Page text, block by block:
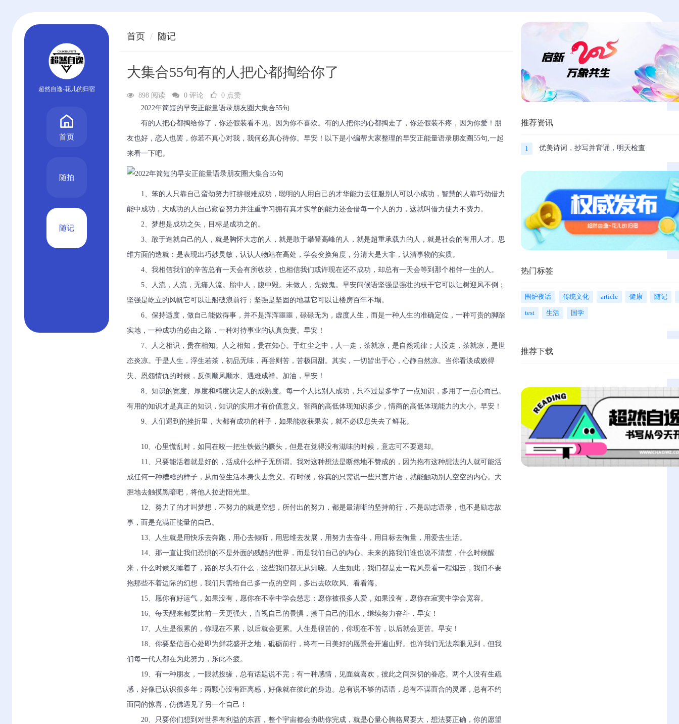
超然自逸-花儿的归宿
首页
随拍
随记
首页 随记
大集合55句有的人把心都掏给你了
898 阅读 0 评论
0 点赞
2022年简短的早安正能量语录朋友圈大集合55句
有的人把心都掏给你了，你还假装看不见。因为你不喜欢。有的人把你的心都掏走了，你还假装不疼，因为你爱！朋
友也好，恋人也罢，你若不真心对我，我何必真心待你。早安！以下是小编帮大家整理的早安正能量语录朋友圈55句,一起
来看一下吧。
1、笨的人只靠自己蛮劲努力打拚很难成功，聪明的人用自己的才华能力去征服别人可以小成功，智慧的人靠巧劲借力
能中成功，大成功的人自己勤奋努力并注重学习拥有真才实学的能力还会借每一个人的力，这就叫借力使力不费力。
2、梦想是成功之矢，目标是成功之的。
3、敢于造就自己的人，就是胸怀大志的人，就是敢于攀登高峰的人，就是超重承载力的人，就是社会的有用人才。思
维方面的造就：是表现出巧妙灵敏，认认人物站在高处，学会变换角度，分清大是大非，认清事物的实质。
4、我相信我们的辛苦总有一天会有所收获，也相信我们或许现在还不成功，却总有一天会等到那个相伴一生的人。
5、人流，人流，无痛人流。胎中人，腹中毁。未做人，先做鬼。早安问候语坚强是强壮的枝干它可以让树迎风不倒；
坚强是屹立的风帆它可以让船破浪前行；坚强是坚固的地基它可以让楼房百年不塌。
6、保持适度，做自己能做得事，并不是浑浑噩噩，碌碌无为，虚度人生，而是一种人生的准确定位，一种可贵的脚踏
实地，一种成功的必由之路，一种对待事业的认真负责。早安！
7、人之相识，贵在相知。人之相知，贵在知心。于红尘之中，人一走，茶就凉，是自然规律；人没走，茶就凉，是世
态炎凉。于是人生，浮生若茶，初品无味，再尝则苦，苦极回甜。其实，一切皆出于心，心静自然凉。当你看淡成败得
失、恩怨情仇的时候，反倒顺风顺水、遇难成祥。加油，早安！
8、知识的宽度、厚度和精度决定人的成熟度。每一个人比别人成功，只不过是多学了一点知识，多用了一点心而已。
有用的知识才是真正的知识，知识的实用才有价值意义。智商的高低体现知识多少，情商的高低体现能力的大小。早安！
9、人们遇到的挫折里，大都有成功的种子，如果能收获果实，就不必叹息失去了鲜花。
10、心里慌乱时，如同在咬一把生铁做的橛头，但是在觉得没有滋味的时候，意志可不要退却。
11、只要能活着就是好的，活成什么样子无所谓。我对这种想法是断然地不赞成的，因为抱有这种想法的人就可能活
成任何一种糟糕的样子，从而使生活本身失去意义。有时候，你真的只需说一些只言片语，就能触动别人空空的内心。大
胆地去触摸黑暗吧，将他人拉进阳光里。
12、努力了的才叫梦想，不努力的就是空想，所付出的努力，都是最清晰的坚持前行，不是励志语录，也不是励志故
事，而是充满正能量的自己。
13、人生就是用快乐去奔跑，用心去倾听，用思维去发展，用努力去奋斗，用目标去衡量，用爱去生活。
14、那一直让我们恐惧的不是外面的残酷的世界，而是我们自己的内心。未来的路我们谁也说不清楚，什么时候醒
来，什么时候又睡着了，路的尽头有什么，这些我们都无从知晓。人生如此，我们都是走一程风景看一程烟云，我们不要
抱那些不着边际的幻想，我们只需给自己多一点的空间，多出去吹吹风、看看海。
15、愿你有好运气，如果没有，愿你在不幸中学会慈悲；愿你被很多人爱，如果没有，愿你在寂寞中学会宽容。
16、每天醒来都要比前一天更强大，直视自己的畏惧，擦干自己的泪水，继续努力奋斗，早安！
17、人生是很累的，你现在不累，以后就会更累。人生是很苦的，你现在不苦，以后就会更苦。早安！
18、你要坚信吾心处即为鲜花盛开之地，砥砺前行，终有一日美好的愿景会开遍山野。也许我们无法亲眼见到，但我
们每一代人都在为此努力，乐此不疲。
19、有一种朋友，一眼就投缘，总有话题说不完；有一种感情，见面就喜欢，彼此之间深切的眷恋。两个人没有生疏
感，好像已认识很多年；两颗心没有距离感，好像就在彼此的身边。总有说不够的话语，总有不谋而合的灵犀，总有不约
而同的惊喜，仿佛遇见了另一个自己！
20、只要你们想到对世界有利益的东西，整个宇宙都会协助你完成，就是心量心胸格局要大，想法要正确，你的愿望
推荐资讯
1 优美诗词，抄写并背诵，明天检查
热门标签
围炉夜话 传统文化 article 健康 随记
test 生活 国学
推荐下载